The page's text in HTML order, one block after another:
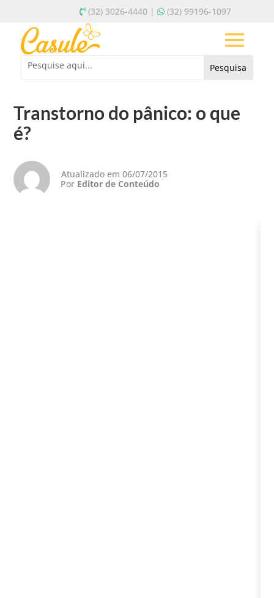
(32) 3026-4440 | (32) 99196-1097
Transtorno do pânico: o que
é?
Atualizado em 06/07/2015
Por Editor de Conteúdo